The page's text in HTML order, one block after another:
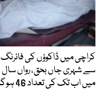
کراچی میں ڈاکوؤں کی فائرنگ
سے شہری جاں بحق، رواں سال
میں اب تک کی تعداد 46 ہوگئی